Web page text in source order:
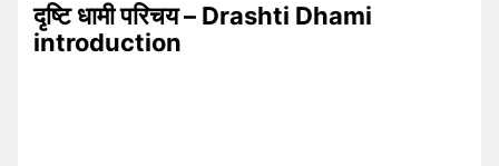
दृष्टि धामी परिचय – Drashti Dhami
introduction